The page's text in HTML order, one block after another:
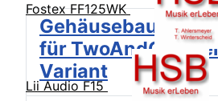
Fostex FF125WK
Lii Audio F15
Gehäusebausatz
für TwoAndOne bei
Variant